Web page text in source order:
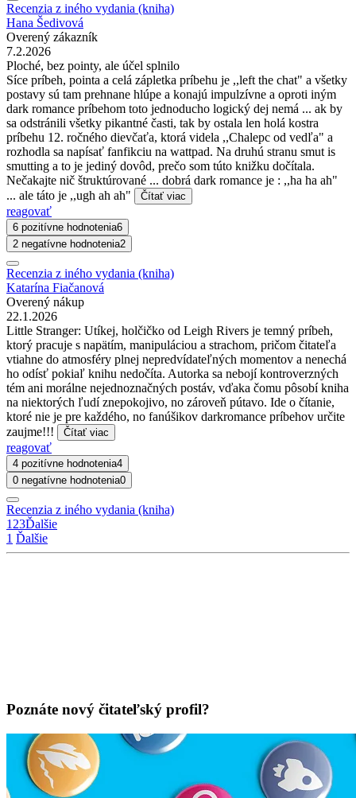
Recenzia z iného vydania (kniha)
Hana Šedivová
Overený zákazník
7.2.2026
Ploché, bez pointy, ale účel splnilo
Síce príbeh, pointa a celá zápletka príbehu je ,,left the chat" a všetky
postavy sú tam prehnane hlúpe a konajú impulzívne a oproti iným
dark romance príbehom toto jednoducho logický dej nemá ... ak by
sa odstránili všetky pikantné časti, tak by ostala len holá kostra
príbehu 12. ročného dievčaťa, ktorá videla ,,Chalepc od vedľa" a
rozhodla sa napísať fanfikciu na wattpad. Na druhú stranu smut is
smutting a to je jediný dovôd, prečo som túto knižku dočítala.
Nečakajte nič štruktúrované ... dobrá dark romance je : ,,ha ha ah"
... ale táto je ,,ugh ah ah"
Čítať viac
reagovať
6 pozitívne hodnotenia6
2 negatívne hodnotenia2
Recenzia z iného vydania (kniha)
Katarína Fiačanová
Overený nákup
22.1.2026
Little Stranger: Utíkej, holčičko od Leigh Rivers je temný príbeh,
ktorý pracuje s napätím, manipuláciou a strachom, pričom čitateľa
vtiahne do atmosféry plnej nepredvídateľných momentov a nenechá
ho odísť pokiaľ knihu nedočíta. Autorka sa nebojí kontroverzných
tém ani morálne nejednoznačných postáv, vďaka čomu pôsobí kniha
na niektorých ľudí znepokojivo, no zároveň pútavo. Ide o čítanie,
ktoré nie je pre každého, no fanúšikov darkromance príbehov určite
zaujme!!!
Čítať viac
reagovať
4 pozitívne hodnotenia4
0 negatívne hodnotenia0
Recenzia z iného vydania (kniha)
1 23Ďalšie
1 Ďalšie
Poznáte nový čitateľský profil?